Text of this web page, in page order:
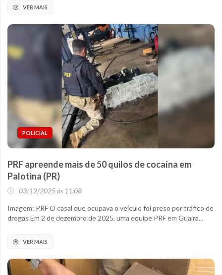
VER MAIS
POLICIAL
PRF apreende mais de 50 quilos de cocaína em
Palotina (PR)
03/12/2025 às 11:08
Imagem: PRF O casal que ocupava o veículo foi preso por tráfico de
drogas Em 2 de dezembro de 2025, uma equipe PRF em Guaíra...
VER MAIS